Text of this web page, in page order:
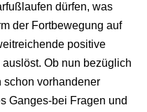
dürfen, was
der Fortbewegung auf
positive
Ob nun bezüglich
schon vorhandener
Ganges-bei Fragen und